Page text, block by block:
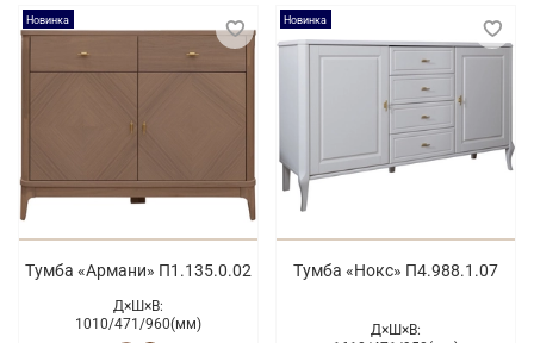
Новинка
Тумба «Армани» П1.135.0.02
Д×Ш×В:
1010/471/960(мм)
Новинка
Тумба «Нокс» П4.988.1.07
Д×Ш×В: